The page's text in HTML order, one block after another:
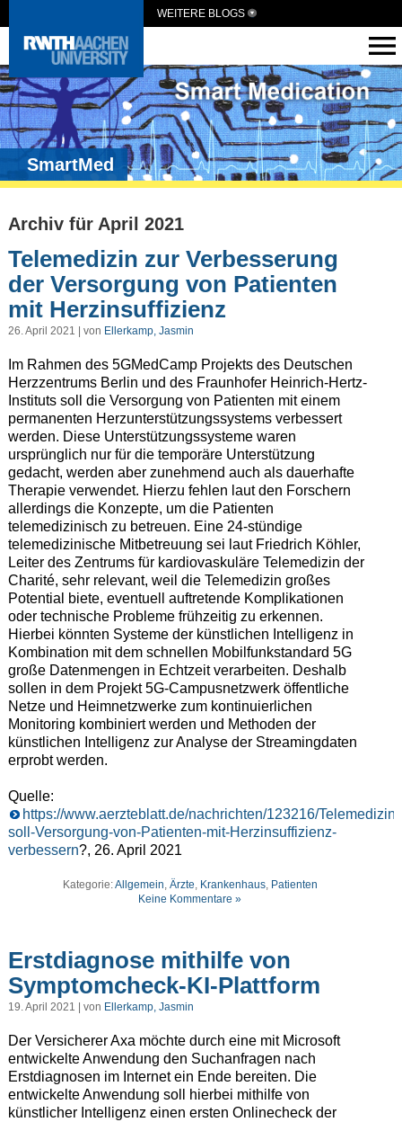
WEITERE BLOGS
SmartMed
Archiv für April 2021
Telemedizin zur Verbesserung
der Versorgung von Patienten
mit Herzinsuffizienz
26. April 2021 | von Ellerkamp, Jasmin
Im Rahmen des 5GMedCamp Projekts des Deutschen
Herzzentrums Berlin und des Fraunhofer Heinrich-Hertz-
Instituts soll die Versorgung von Patienten mit einem
permanenten Herzunterstützungssystems verbessert
werden. Diese Unterstützungssysteme waren
ursprünglich nur für die temporäre Unterstützung
gedacht, werden aber zunehmend auch als dauerhafte
Therapie verwendet. Hierzu fehlen laut den Forschern
allerdings die Konzepte, um die Patienten
telemedizinisch zu betreuen. Eine 24-stündige
telemedizinische Mitbetreuung sei laut Friedrich Köhler,
Leiter des Zentrums für kardiovaskuläre Telemedizin der
Charité, sehr relevant, weil die Telemedizin großes
Potential biete, eventuell auftretende Komplikationen
oder technische Probleme frühzeitig zu erkennen.
Hierbei könnten Systeme der künstlichen Intelligenz in
Kombination mit dem schnellen Mobilfunkstandard 5G
große Datenmengen in Echtzeit verarbeiten. Deshalb
sollen in dem Projekt 5G-Campusnetzwerk öffentliche
Netze und Heimnetzwerke zum kontinuierlichen
Monitoring kombiniert werden und Methoden der
künstlichen Intelligenz zur Analyse der Streamingdaten
erprobt werden.
Quelle:
https://www.aerzteblatt.de/nachrichten/123216/Telemedizin-
soll-Versorgung-von-Patienten-mit-Herzinsuffizienz-
verbessern?, 26. April 2021
Kategorie:Allgemein, Ärzte, Krankenhaus, Patienten
Keine Kommentare »
Erstdiagnose mithilfe von
Symptomcheck-KI-Plattform
19. April 2021 | von Ellerkamp, Jasmin
Der Versicherer Axa möchte durch eine mit Microsoft
entwickelte Anwendung den Suchanfragen nach
Erstdiagnosen im Internet ein Ende bereiten. Die
entwickelte Anwendung soll hierbei mithilfe von
künstlicher Intelligenz einen ersten Onlinecheck der